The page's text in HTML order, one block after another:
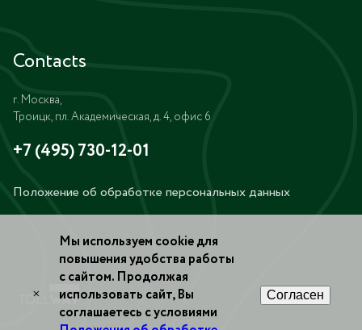
Contacts
г. Москва,
Троицк, пл. Академическая, д. 4, офис 6
+7 (495) 730-12-01
Положение об обработке персональных данных
×
Мы используем cookie для
повышения удобства работы
с сайтом. Продолжая
использовать сайт, Вы
соглашаетесь с условиями
Согласен